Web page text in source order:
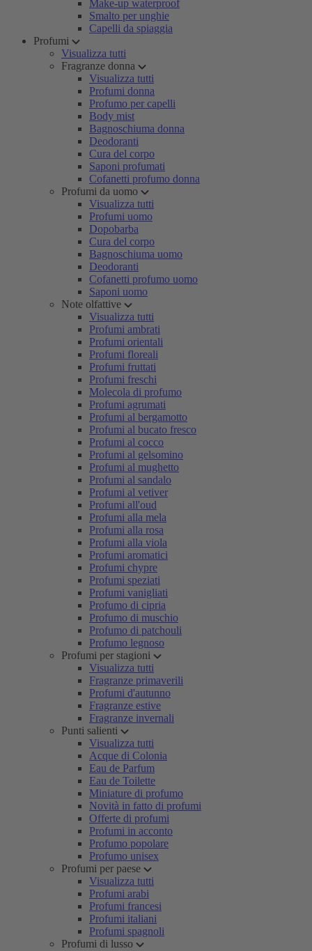
Make-up waterproof
Smalto per unghie
Capelli da spiaggia
Profumi
Visualizza tutti
Fragranze donna
Visualizza tutti
Profumi donna
Profumo per capelli
Body mist
Bagnoschiuma donna
Deodoranti
Cura del corpo
Saponi profumati
Cofanetti profumo donna
Profumi da uomo
Visualizza tutti
Profumi uomo
Dopobarba
Cura del corpo
Bagnoschiuma uomo
Deodoranti
Cofanetti profumo uomo
Saponi uomo
Note olfattive
Visualizza tutti
Profumi ambrati
Profumi orientali
Profumi floreali
Profumi fruttati
Profumi freschi
Molecola di profumo
Profumi agrumati
Profumi al bergamotto
Profumi al bucato fresco
Profumi al cocco
Profumi al gelsomino
Profumi al mughetto
Profumi al sandalo
Profumi al vetiver
Profumi all'oud
Profumi alla mela
Profumi alla rosa
Profumi alla viola
Profumi aromatici
Profumi chypre
Profumi speziati
Profumi vanigliati
Profumo di cipria
Profumo di muschio
Profumo di patchouli
Profumo legnoso
Profumi per stagioni
Visualizza tutti
Fragranze primaverili
Profumi d'autunno
Fragranze estive
Fragranze invernali
Punti salienti
Visualizza tutti
Acque di Colonia
Eau de Parfum
Eau de Toilette
Miniature di profumo
Novità in fatto di profumi
Offerte di profumi
Profumi in acconto
Profumo popolare
Profumo unisex
Profumi per paese
Visualizza tutti
Profumi arabi
Profumi francesi
Profumi italiani
Profumi spagnoli
Profumi di lusso